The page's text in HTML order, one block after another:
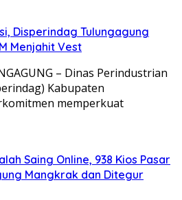
Disperindag Tulungagung
Menjahit Vest
– Dinas Perindustrian
Kabupaten
memperkuat
Saing Online, 938 Kios Pasar
Mangkrak dan Ditegur